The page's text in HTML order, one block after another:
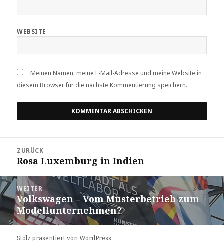
WEBSITE
Meinen Namen, meine E-Mail-Adresse und meine Website in
diesem Browser für die nächste Kommentierung speichern.
Navigation
ZURÜCK
Vorheriger
Rosa Luxemburg in Indien
WEITER
Nächster
Beitrag:
Volkswagen – Vom Musterbetrieb zum
Modellunternehmen?
Stolz präsentiert von WordPress